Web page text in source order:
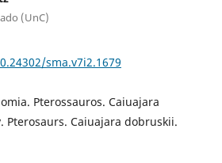
(UnC)
sma.v7i2.1679
Pterossauros. Caiuajara
Pterosaurs. Caiuajara dobruskii.